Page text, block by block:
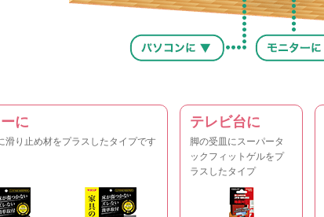
に
滑り止め材をプラスしたタイプです
テレビ台に
脚の受皿にスーパータ
ックフィットゲルをプ
ラスしたタイプ